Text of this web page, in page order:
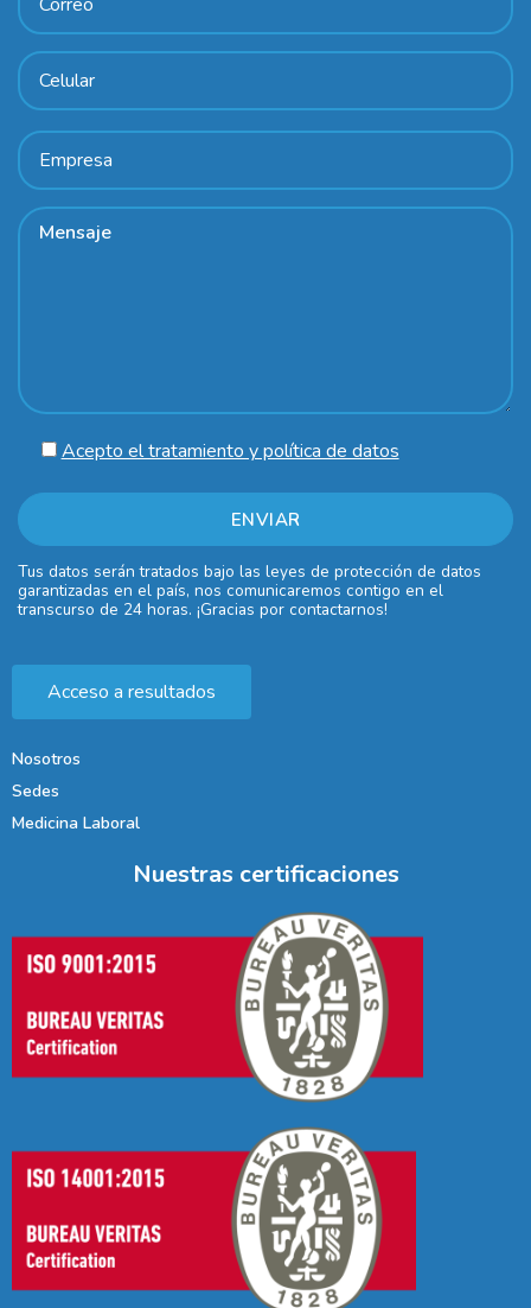
Acepto el tratamiento y política de datos
Tus datos serán tratados bajo las leyes de protección de datos
garantizadas en el país, nos comunicaremos contigo en el
transcurso de 24 horas. ¡Gracias por contactarnos!
Acceso a resultados
Nosotros
Sedes
Medicina Laboral
Nuestras certificaciones